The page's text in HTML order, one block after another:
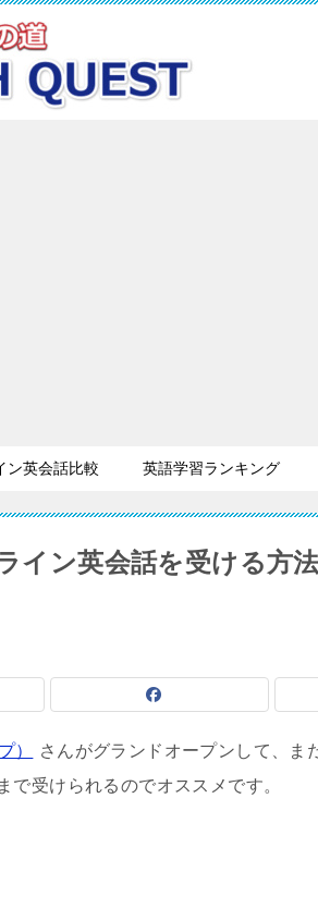
ン英会話比較 英語学習ランキング
イン英会話を受ける方
）
さんがグランドオープンして、ま
で受けられるのでオススメです。